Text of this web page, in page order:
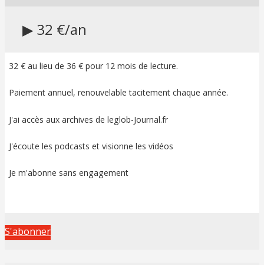
▶ 32 €/an
32 € au lieu de 36 € pour 12 mois de lecture.
Paiement annuel, renouvelable tacitement chaque année.
J'ai accès aux archives de leglob-Journal.fr
J'écoute les podcasts et visionne les vidéos
Je m'abonne sans engagement
S'abonner